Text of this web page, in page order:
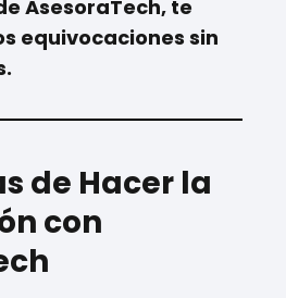
AsesoraTech, te
equivocaciones sin
de Hacer la
con